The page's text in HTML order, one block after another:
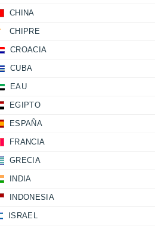
CHINA
CHIPRE
CROACIA
CUBA
EAU
EGIPTO
ESPAÑA
FRANCIA
GRECIA
INDIA
INDONESIA
ISRAEL